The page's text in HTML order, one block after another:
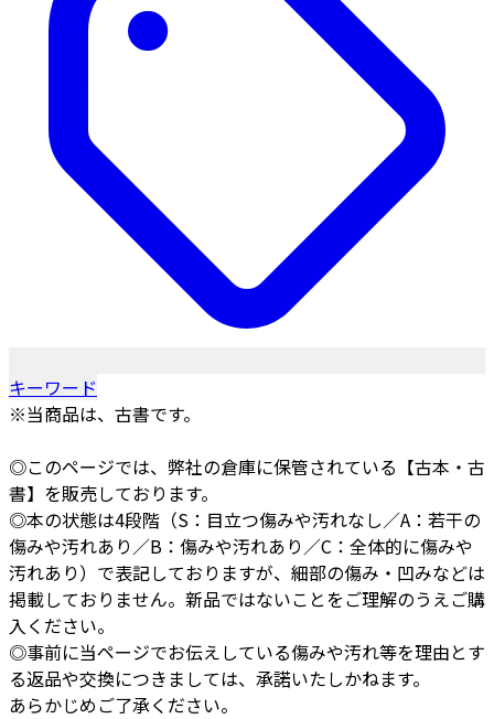
キーワード
※当商品は、古書です。
◎このページでは、弊社の倉庫に保管されている【古本・古
書】を販売しております。
◎本の状態は4段階（S：目立つ傷みや汚れなし／A：若干の
傷みや汚れあり／B：傷みや汚れあり／C：全体的に傷みや
汚れあり）で表記しておりますが、細部の傷み・凹みなどは
掲載しておりません。新品ではないことをご理解のうえご購
入ください。
◎事前に当ページでお伝えしている傷みや汚れ等を理由とす
る返品や交換につきましては、承諾いたしかねます。
あらかじめご了承ください。